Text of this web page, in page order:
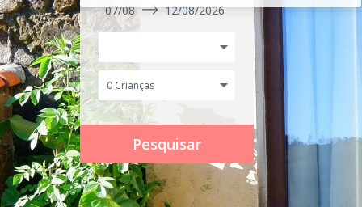
07/08 12/08/2026